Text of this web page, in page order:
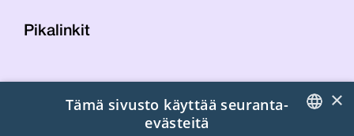
Pikalinkit
Laskutustiedot
×
Tämä sivusto käyttää seuranta-
evästeitä